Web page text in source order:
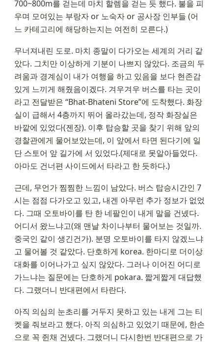
700~800m를 걷는데 마치 할렘을 걷는 듯 했다. 불을 피
우며 모여있는 부랑자 or 노숙자 or 공사장 인부들 (어
느 카테고리에 해당하는지는 여전히 모른다.)
무너져내린 도로. 마치 종말이 다가오는 세계의 거리 같
았다. 그치만 이상하게 기분이 나쁘지 않았다. 조금의 두
려움과 경계심이 내가 여행을 하고 있음을 보다 현존감
있게 느끼게 해줬음이겠다. 겨우겨우 버스를 타는 곳이
라고 전달받은 “Bhat-Bhateni Store”에 도착했다. 화장
실이 급해서 4층까지 뛰어 올라갔는데, 정작 화장실은
바깥에 있었다(젠장). 이후 탑승할 곳을 찾기 위해 앞의
경찰관에게 물어보았는데, 이 앞에서 타면 된다기에 일
단 스토어 앞 길가에 서 있었다.(제대로 못알아들었다.
아마도 건너편 사이드에서 타라고 한 듯하다.)
근데, 무언가 찜찜한 느낌이 남았다. 버스 탑승시간인 7
시는 점점 다가오고 있고, 내겐 아무런 추가 정보가 없었
다. 그때 오토바이를 탄 한 네팔인이 내게 말을 건넸다.
어디서 왔느냐고(왜 맨날 차이나부터 물어보는 것일까.
중국인 같이 생긴건가). 분명 오토바이를 타지 않겠느냐
고 물어볼 것 같았다. 단호하게 korea. 한마디로 더이상
대화를 이어나가고 싶지 않았다. 그러나 이어진 어디로
가느냐는 질문에는 단호하게 pokara. 짧게짧게 대답했
다. 그랬더니 반대편에서 타란다.
아직 의심의 눈초리를 거두지 못하고 있는 내게 그는 티
켓을 줘보라고 했다. 아직 의심하고 있었기 때문에, 한손
으로 꼭 쥔채 건넸다. 그랬더니 다시한번 반대편으로 가